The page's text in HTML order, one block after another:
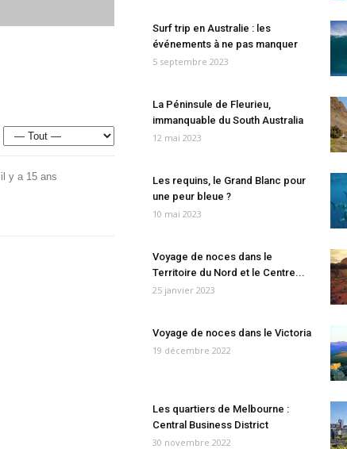
il y a 15 ans
Surf trip en Australie : les
événements à ne pas manquer
5 septembre 2023
La Péninsule de Fleurieu,
immanquable du South Australia
12 mai 2023
Les requins, le Grand Blanc pour
une peur bleue ?
10 mai 2023
Voyage de noces dans le
Territoire du Nord et le Centre...
25 janvier 2023
Voyage de noces dans le Victoria
19 décembre 2022
Les quartiers de Melbourne :
Central Business District
30 novembre 2022